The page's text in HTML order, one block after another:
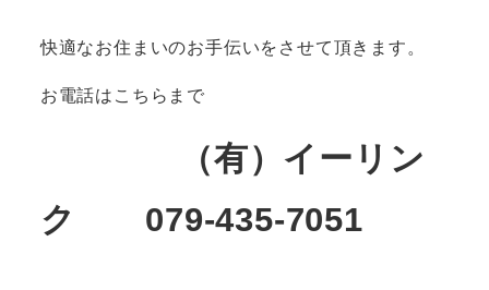
快適なお住まいのお手伝いをさせて頂きます。
お電話はこちらまで
（有）イーリン
ク 079-435-7051